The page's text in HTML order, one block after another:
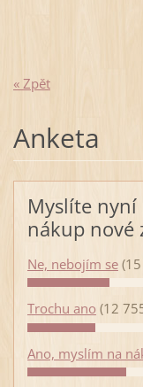
« Zpět
Anketa
Myslíte nyní
nákup nové
Ne, nebojím se
Trochu ano (12
Ano, myslím na